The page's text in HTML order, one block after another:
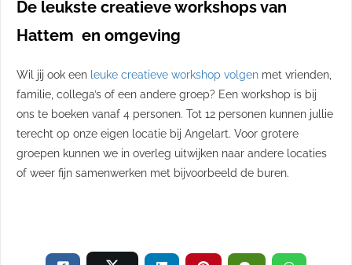
De leukste creatieve workshops van
Hattem en omgeving
Wil jij ook een leuke creatieve workshop volgen met vrienden,
familie, collega’s of een andere groep? Een workshop is bij
ons te boeken vanaf 4 personen. Tot 12 personen kunnen jullie
terecht op onze eigen locatie bij Angelart. Voor grotere
groepen kunnen we in overleg uitwijken naar andere locaties
of weer fijn samenwerken met bijvoorbeeld de buren.